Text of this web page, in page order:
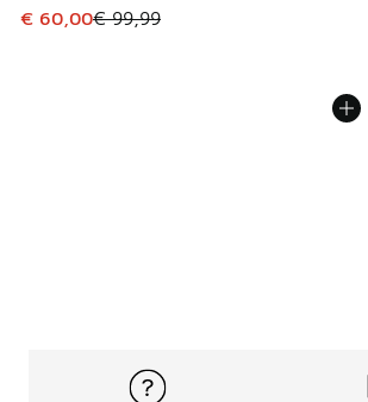
Dieser Artikel ist im Sale. Der Preis ist
€ 60,00€ 99,99